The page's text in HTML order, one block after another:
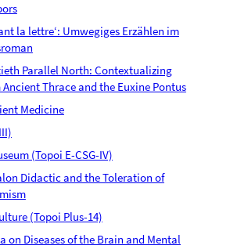
la lettre‘: Umwegiges Erzählen im
Parallel North: Contextualizing
Thrace and the Euxine Pontus
Medicine
(Topoi E-CSG-IV)
Didactic and the Toleration of
(Topoi Plus-14)
on Diseases of the Brain and Mental